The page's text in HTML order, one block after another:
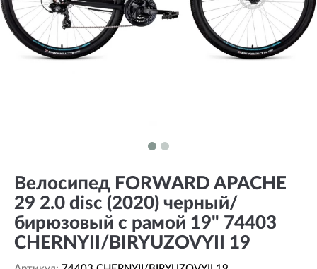
Велосипед FORWARD APACHE
29 2.0 disc (2020) черный/
бирюзовый с рамой 19" 74403
CHERNYII/BIRYUZOVYII 19